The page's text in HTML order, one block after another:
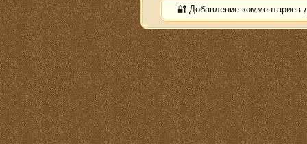
🔐 Добавление комментариев